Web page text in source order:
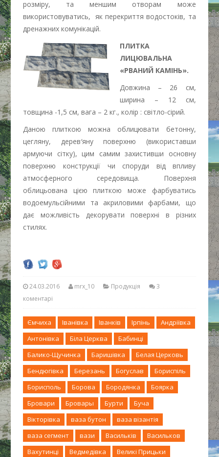
розміру, та меншим отворам може
використовуватись, як перекриття водостоків, та
дренажних комунікацій.
ПЛИТКА
ЛИЦЮВАЛЬНА
«РВАНИЙ КАМІНЬ».
Довжина – 26 см,
ширина – 12 см,
товщина -1,5 см, вага – 2 кг., колір : світло-сірий.
Даною плиткою можна облицювати бетонну,
цегляну, дерев′яну поверхню (використавши
армуючи сітку), цим самим захистивши основну
поверхню конструкції чи споруди від впливу
атмосферного середовища. Поверхня
облицьована цією плиткою може фарбуватись
водоемульсійними та акриловими фарбами, що
дає можливість декорувати поверхні в різних
стилях.
24.03.2016 mrx_10 Продукція
3
коментарі
Ємчиха Іванівка Іванків Ірпінь
Андріївка
Антонівка
Біла Церква
Бабинці
Балико-Щучинка
Баришівка
Белая Церковь
Бендюгівка
Березань Богуслав
Бориспіль
Борисполь
Борова Бородянка
Боярка
Бровари
Бровары Бурти
Буча
Вікторівка
ваза бутон
ваза візантія
ваза сегмент
вази Васильків
Васильков
Вахутинці
Ведмедівка
Великі Прицьки